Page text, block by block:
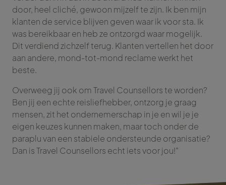
door, heel cliché, gewoon mijzelf te zijn. Ik ben mijn
klanten de service blijven geven waar ik voor sta. Ik
was bereikbaar en heb ze ontzorgd waar mogelijk.
Dit verdiend zichzelf terug. Klanten vertellen het door
aan andere, mond-tot-mond reclame werkt het
beste.
Overweeg jij ook om Travel Counsellors te worden?
Ben jij een echte reisliefhebber, ontzorg je graag
mensen, zit het ondernemerschap in je en wil je je
eigen keuzes kunnen maken, maar toch onder de
paraplu van een stabiele ondersteunde organisatie?
Dan is Travel Counsellors echt iets voor jou!”